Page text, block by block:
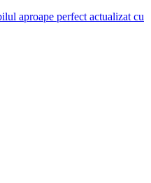
aproape perfect actualizat cu